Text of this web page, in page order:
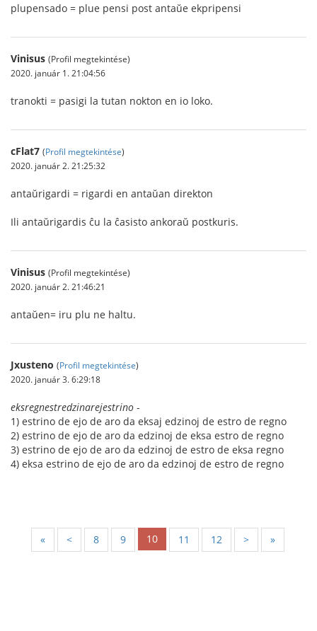
plupensado = plue pensi post antaŭe ekpripensi
Vinisus (Profil megtekintése)
2020. január 1. 21:04:56
tranokti = pasigi la tutan nokton en io loko.
cFlat7 (Profil megtekintése)
2020. január 2. 21:25:32
antaŭrigardi = rigardi en antaŭan direkton
Ili antaŭrigardis ĉu la ĉasisto ankoraŭ postkuris.
Vinisus (Profil megtekintése)
2020. január 2. 21:46:21
antaŭen= iru plu ne haltu.
Jxusteno (Profil megtekintése)
2020. január 3. 6:29:18
eksregnestredzinarejestrino -
1) estrino de ejo de aro da eksaj edzinoj de estro de regno
2) estrino de ejo de aro da edzinoj de eksa estro de regno
3) estrino de ejo de aro da edzinoj de estro de eksa regno
4) eksa estrino de ejo de aro da edzinoj de estro de regno
« < 8 9 10 11 12 > »